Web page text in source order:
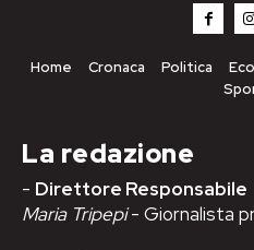
Home Cronaca Politica
La redazione
- Direttore Responsabile
Maria Tripepi- Giornalista